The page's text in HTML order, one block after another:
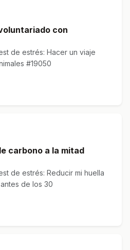
con
de estrés: Hacer un viaje
#19050
carbono a la mitad
de estrés: Reducir mi huella
de los 30